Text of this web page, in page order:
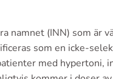
(INN) som är
som en icke-
med hypertoni,